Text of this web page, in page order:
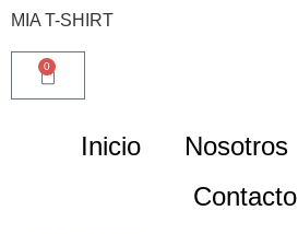
MIA T-SHIRT
0
Inicio Nosotros
Contacto